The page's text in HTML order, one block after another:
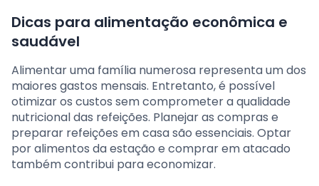
Dicas para alimentação econômica e
saudável
Alimentar uma família numerosa representa um dos
maiores gastos mensais. Entretanto, é possível
otimizar os custos sem comprometer a qualidade
nutricional das refeições. Planejar as compras e
preparar refeições em casa são essenciais. Optar
por alimentos da estação e comprar em atacado
também contribui para economizar.